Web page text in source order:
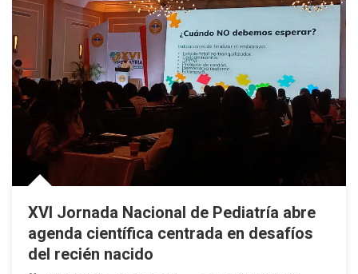
XVI Jornada Nacional de Pediatría abre
agenda científica centrada en desafíos
del recién nacido